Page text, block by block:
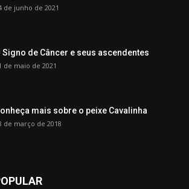
de junho de 2021
Signo de Câncer e seus ascendentes
de maio de 2021
mais sobre o peixe Cavalinha
de março de 2018